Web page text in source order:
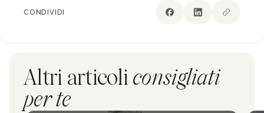
CONDIVIDI
Altri articoli consigliati
per te